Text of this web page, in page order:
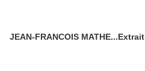
JEAN-FRANCOIS MATHE...Extrait